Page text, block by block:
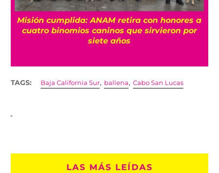
Misión cumplida: ANAM retira con honores a
cuatro binomios caninos que sirvieron por
siete años
TAGS: Baja California Sur, ballena,Cabo San Lucas
LAS MÁS LEÍDAS